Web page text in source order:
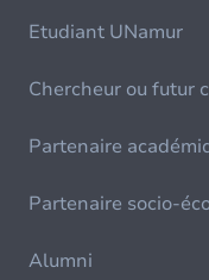
Etudiant UNamur
Chercheur ou futur
Partenaire
Partenaire socio-
Alumni